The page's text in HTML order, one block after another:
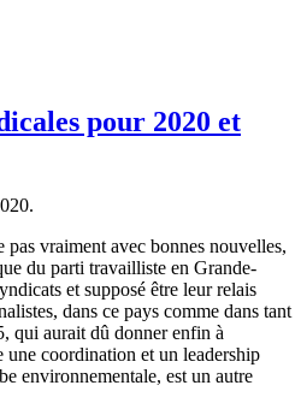
pour 2020 et
.
vraiment avec bonnes nouvelles,
du parti travailliste en Grande-
et supposé être leur relais
dans ce pays comme dans tant
qui aurait dû donner enfin à
une coordination et un leadership
environnementale, est un autre